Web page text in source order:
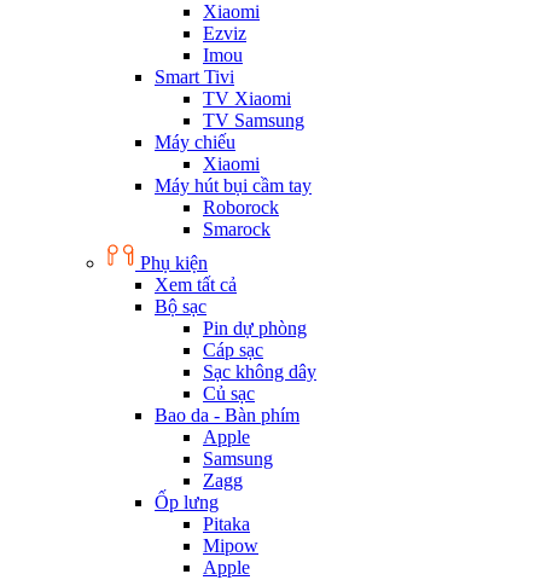
Xiaomi
Ezviz
Imou
Smart Tivi
TV Xiaomi
TV Samsung
Máy chiếu
Xiaomi
Máy hút bụi cầm tay
Roborock
Smarock
Phụ kiện
Xem tất cả
Bộ sạc
Pin dự phòng
Cáp sạc
Sạc không dây
Củ sạc
Bao da - Bàn phím
Apple
Samsung
Zagg
Ốp lưng
Pitaka
Mipow
Apple